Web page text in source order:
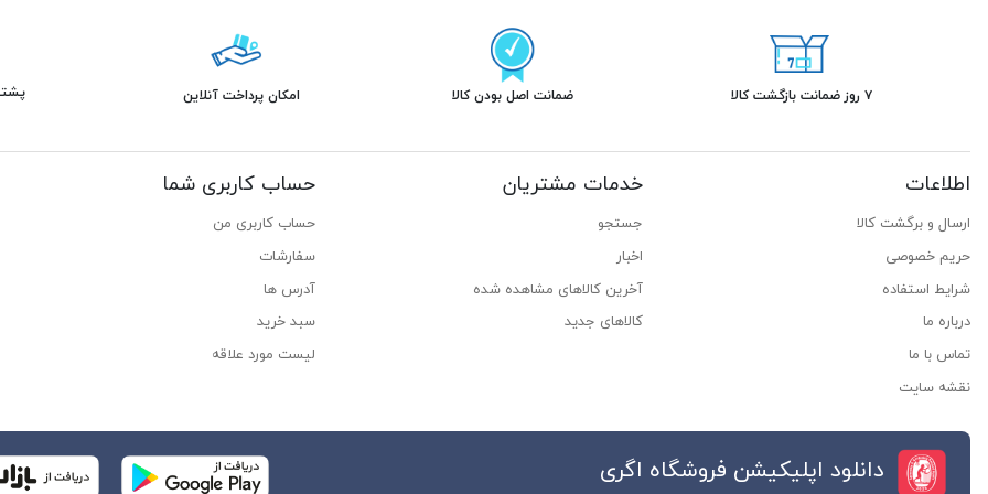
۷ روز ضمانت بازگشت کالا ضمانت اصل بودن کالا امکان پرداخت آنلاین
اطلاعات
ارسال و برگشت کالا
حریم خصوصی
شرایط استفاده
درباره ما
تماس با ما
نقشه سایت
خدمات مشتریان
جستجو
اخبار
آخرین کالاهای مشاهده شده
کالاهای جدید
حساب کاربری شما
حساب کاربری من
سفارشات
آدرس ها
سبد خرید
لیست مورد علاقه
دانلود اپلیکیشن فروشگاه اگری